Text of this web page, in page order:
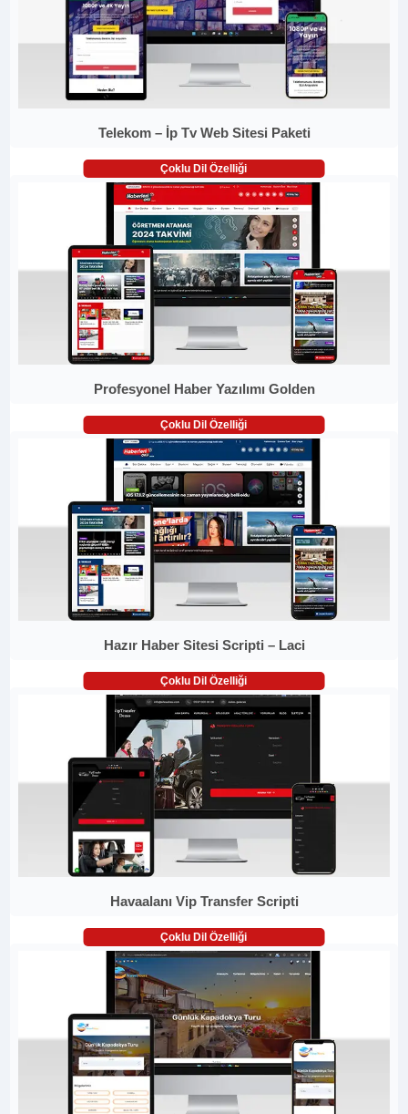
Telekom – İp Tv Web Sitesi Paketi
Çoklu Dil Özelliği
Profesyonel Haber Yazılımı Golden
Çoklu Dil Özelliği
Hazır Haber Sitesi Scripti – Laci
Çoklu Dil Özelliği
Havaalanı Vip Transfer Scripti
Çoklu Dil Özelliği